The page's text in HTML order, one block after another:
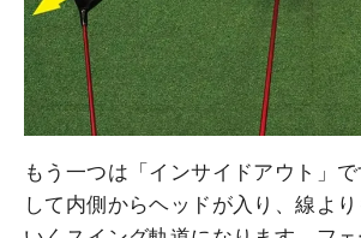
もう一つは「インサイドアウト」
して内側からヘッドが入り、線よ